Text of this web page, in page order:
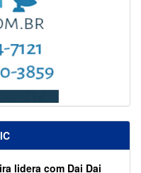
lidera com Dai Dai